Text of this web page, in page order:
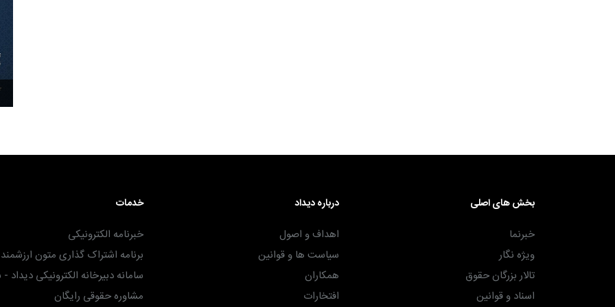
بخش های اصلی
خبرنما
ویژه نگار
تالار بزرگان حقوق
اسناد و قوانین
درباره دیداد
اهداف و اصول
سیاست ها و قوانین
همکاران
افتخارات
خدمات
خبرنامه الکترونیکی
برنامه اشتراک گذاری متون
سامانه دبیرخانه الکترونیکی دیداد
مشاوره حقوقی رایگان